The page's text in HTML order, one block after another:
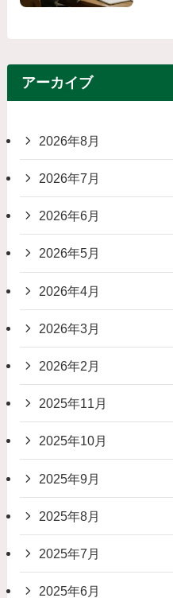
アーカイブ
2026年8月
2026年7月
2026年6月
2026年5月
2026年4月
2026年3月
2026年2月
2025年11月
2025年10月
2025年9月
2025年8月
2025年7月
2025年6月